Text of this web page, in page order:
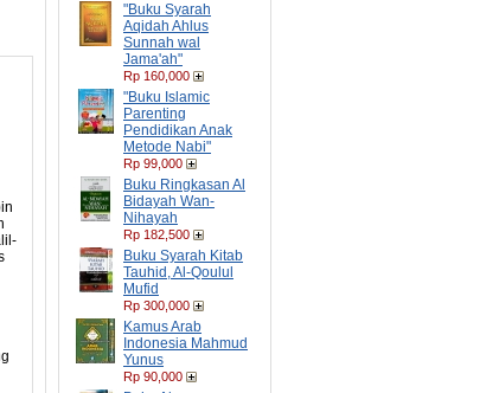
"Buku Syarah
Aqidah Ahlus
Sunnah wal
Jama'ah"
Rp 160,000
"Buku Islamic
Parenting
Pendidikan Anak
Metode Nabi"
Rp 99,000
Buku Ringkasan Al
Bidayah Wan-
Nihayah
Rp 182,500
Buku Syarah Kitab
Tauhid, Al-Qoulul
Mufid
Rp 300,000
Kamus Arab
Indonesia Mahmud
Yunus
Rp 90,000